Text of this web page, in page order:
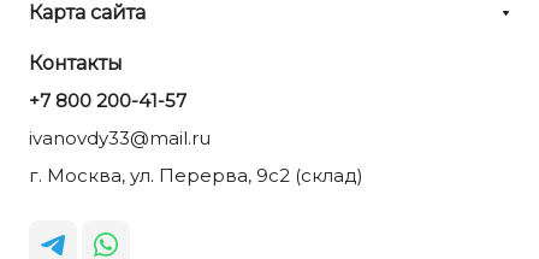
Карта сайта
Контакты
+7 800 200-41-57
ivanovdy33@mail.ru
г. Москва, ул. Перерва, 9с2 (склад)